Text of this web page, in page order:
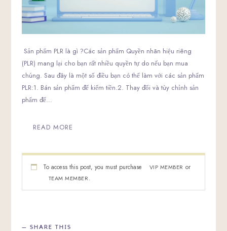
Sản phẩm PLR là gì ?Các sản phẩm Quyền nhãn hiệu riêng
(PLR) mang lại cho bạn rất nhiều quyền tự do nếu bạn mua
chúng. Sau đây là một số điều bạn có thể làm với các sản phẩm
PLR:1. Bán sản phẩm để kiếm tiền.2. Thay đổi và tùy chỉnh sản
phẩm để…
READ MORE
To access this post, you must purchase VIP MEMBER or
TEAM MEMBER.
SHARE THIS